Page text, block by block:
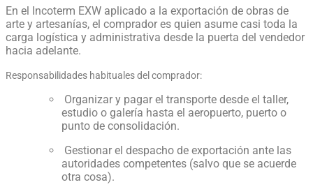
En el Incoterm EXW aplicado a la exportación de obras de
arte y artesanías, el comprador es quien asume casi toda la
carga logística y administrativa desde la puerta del vendedor
hacia adelante.
Responsabilidades habituales del comprador:
Organizar y pagar el transporte desde el taller,
estudio o galería hasta el aeropuerto, puerto o
punto de consolidación.
Gestionar el despacho de exportación ante las
autoridades competentes (salvo que se acuerde
otra cosa).